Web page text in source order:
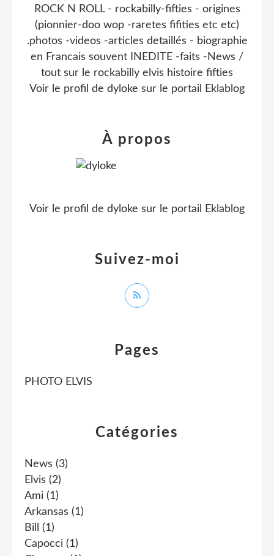
Catégories
News (3)
Elvis (2)
Ami (1)
Arkansas (1)
Bill
(1)
Capocci (1)
Pages
PHOTO ELVIS
ROCK N ROLL - rockabilly-fifties - origines
(pionnier-doo wop -raretes fifities etc etc)
.photos -videos -articles detaillés - biographie
en Francais souvent INEDITE -faits -News /
tout sur le rockabilly elvis histoire fifties
Voir le profil de dyloke sur le portail Eklablog
Suivez-moi
À propos
Voir le profil de dyloke sur le portail Eklablog